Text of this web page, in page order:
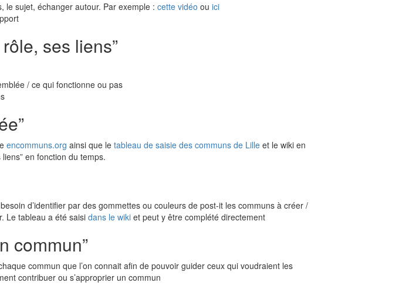
le sujet, échanger autour. Par exemple : cette vidéo ou ici
ses liens”
/ ce qui fonctionne ou pas
encommuns.org ainsi que le tableau de saisie des communs de Lille et le wiki en
en fonction du temps.
d’identifier par des gommettes ou couleurs de post-it les communs à créer /
Le tableau a été saisi dans le wikiet peut y être complété directement
commun”
commun que l’on connait afin de pouvoir guider ceux qui voudraient les
contribuer ou s’approprier un commun